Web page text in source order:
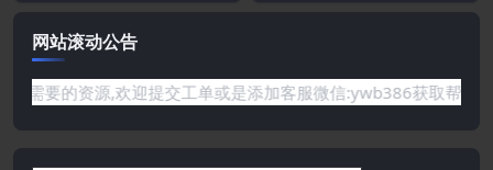
网站滚动公告
站没有你需要的资源,欢迎提交工单或是添加客服微信:ywb386获